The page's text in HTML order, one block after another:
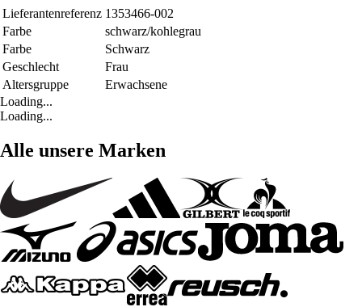
Lieferantenreferenz 1353466-002
Farbe
schwarz/kohlegrau
Farbe
Schwarz
Geschlecht
Frau
Altersgruppe
Erwachsene
Loading...
Loading...
Alle unsere Marken